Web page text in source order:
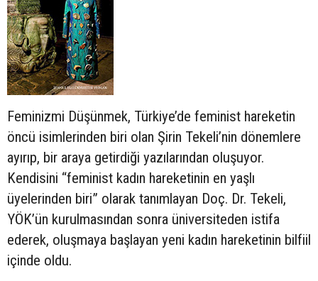
Feminizmi Düşünmek, Türkiye’de feminist hareketin
öncü isimlerinden biri olan Şirin Tekeli’nin dönemlere
ayırıp, bir araya getirdiği yazılarından oluşuyor.
Kendisini “feminist kadın hareketinin en yaşlı
üyelerinden biri” olarak tanımlayan Doç. Dr. Tekeli,
YÖK’ün kurulmasından sonra üniversiteden istifa
ederek, oluşmaya başlayan yeni kadın hareketinin bilfiil
içinde oldu.